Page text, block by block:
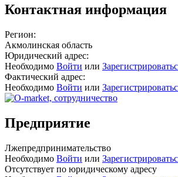
Контактная информация
Регион:
Акмолинская область
Юридический адрес:
Необходимо Войти или
Фактический адрес:
Необходимо Войти или
Предприятие
Лжепредпринимательство
Необходимо Войти или
Отсутствует по юридическому адресу